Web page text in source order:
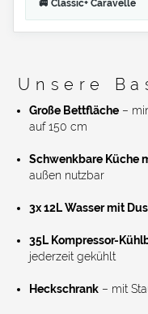
🚐 Classic+ Caravelle
Unsere
Große Bettfläche–
auf 150 cm
Schwenkbare Küche
außen nutzbar
3x 12L Wasser mit
35L Kompressor-
jederzeit gekühlt
Heckschrank– mit